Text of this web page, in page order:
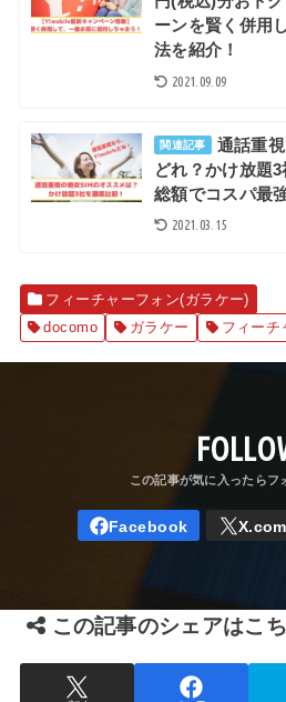
ーンを賢く併用
法を紹介！
2021.09.09
関連記事
通話重
どれ？かけ放題
総額でコスパ最
2021.03.15
フィーチャーフォン(ガラケー)
docomo
ガラケー フィーチ
この記事のシェアはこ